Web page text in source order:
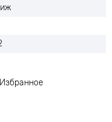
Избранное